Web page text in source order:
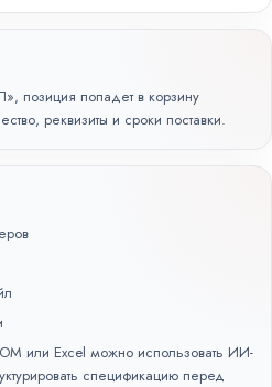
позиция попадет в корзину
реквизиты и сроки поставки.
или Excel можно использовать ИИ-
спецификацию перед